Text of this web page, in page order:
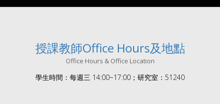
授課教師Office Hours及地點
Office Hours & Office Location
學生時間：每週三 14:00~17:00；研究室：51240